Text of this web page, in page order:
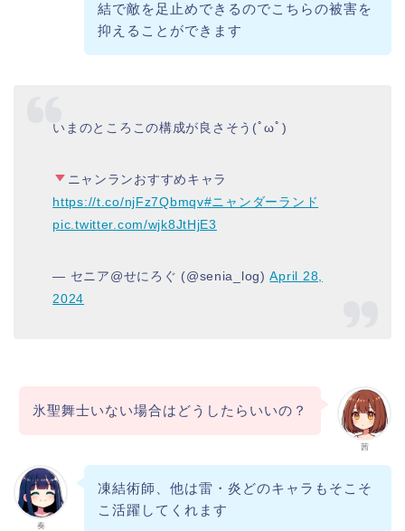
結で敵を足止めできるのでこちらの被害を
抑えることができます
いまのところこの構成が良さそう(ﾟωﾟ)
ニャンランおすすめキャラ
https://t.co/njFz7Qbmqv#ニャンダーランド
pic.twitter.com/wjk8JtHjE3
— セニア@せにろぐ (@senia_log)April 28,
2024
茜
氷聖舞士いない場合はどうしたらいいの？
奏
凍結術師、他は雷・炎どのキャラもそこそ
こ活躍してくれます